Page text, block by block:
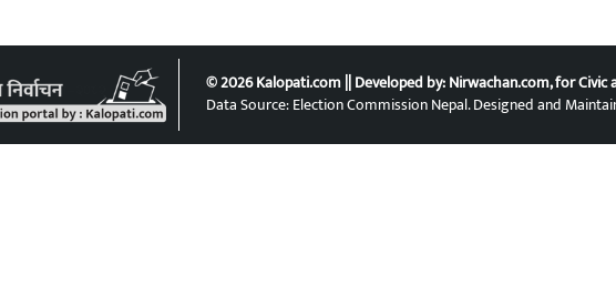
© 2026 Kalopati.com || Developed by:Nirwachan.com, for Civic
Data Source: Election Commission Nepal. Designed and